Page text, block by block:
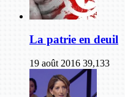
La patrie en deuil
19 août 2016 39,133